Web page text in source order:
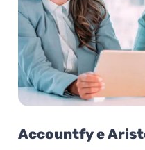
Accountfy e